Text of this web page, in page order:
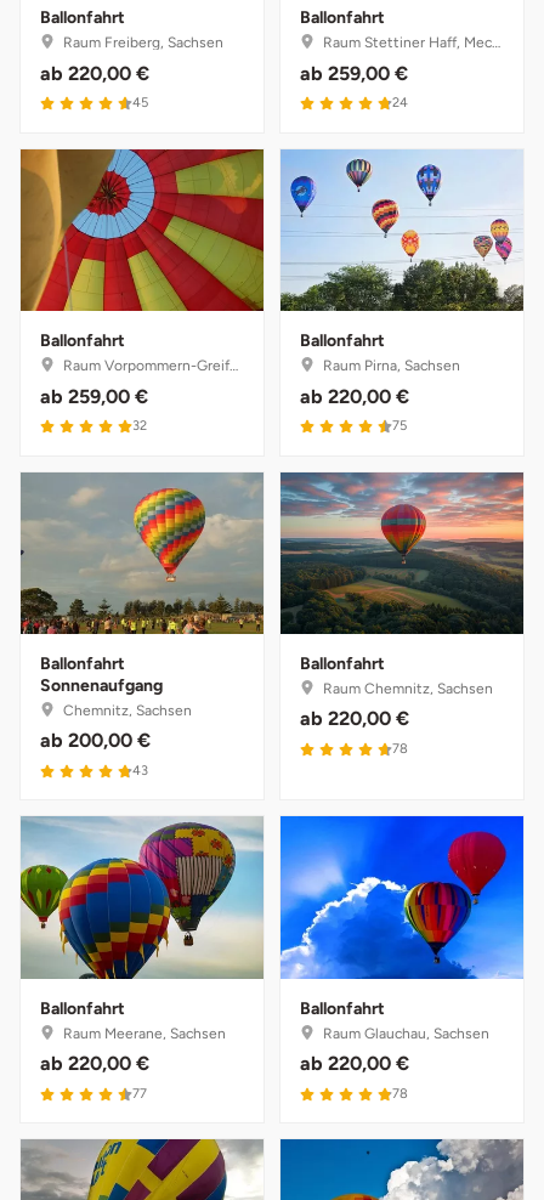
Ballonfahrt
Raum Freiberg, Sachsen
ab 220,00 €
4.6 von 5
45
Ballonfahrt
Raum Stettiner Haff, Mecklenburg-Vorpommern
ab 259,00 €
4.8 von 5
24
Ballonfahrt
Raum Vorpommern-Greifswald, Mecklenburg-Vorpommern
ab 259,00 €
5 von 5
32
Ballonfahrt
Raum Pirna, Sachsen
ab 220,00 €
4.5 von 5
75
Ballonfahrt
Sonnenaufgang
Chemnitz, Sachsen
ab 200,00 €
4.8 von 5
43
Ballonfahrt
Raum Chemnitz, Sachsen
ab 220,00 €
4.7 von 5
78
Ballonfahrt
Raum Meerane, Sachsen
ab 220,00 €
4.5 von 5
77
Ballonfahrt
Raum Glauchau, Sachsen
ab 220,00 €
4.9 von 5
78